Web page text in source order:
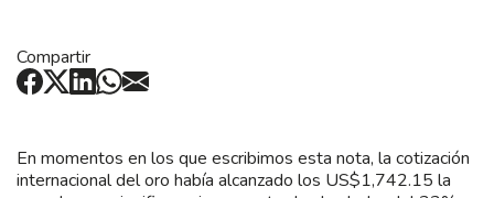
Compartir
En momentos en los que escribimos esta nota, la cotización
internacional del oro había alcanzado los US$1,742.15 la